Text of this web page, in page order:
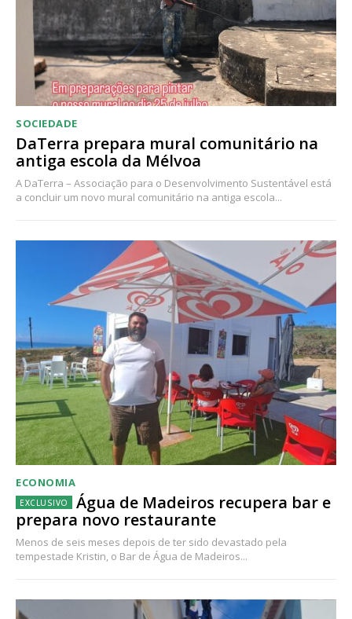
SOCIEDADE
DaTerra prepara mural comunitário na
antiga escola da Mélvoa
A DaTerra – Associação para o Desenvolvimento Sustentável está
a concluir um novo mural comunitário na antiga escola...
ECONOMIA
Água de Madeiros recupera bar e
prepara novo restaurante
Menos de seis meses depois de ter sido devastado pela
tempestade Kristin, o Bar de Água de Madeiros...